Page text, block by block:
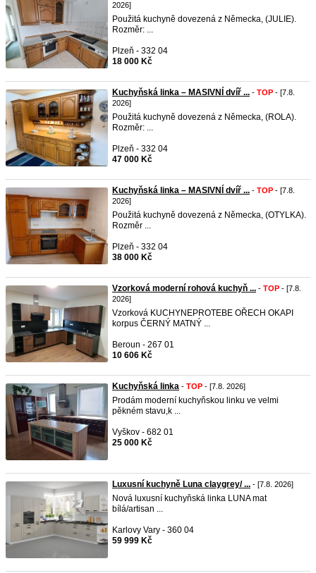
2026]
Použitá kuchyně dovezená z Německa, (JULIE).
Rozměr: ...
Plzeň - 332 04
18 000 Kč
Kuchyňská linka – MASIVNÍ dvíř ... - TOP - [7.8.
2026]
Použitá kuchyně dovezená z Německa, (ROLA).
Rozměr: ...
Plzeň - 332 04
47 000 Kč
Kuchyňská linka – MASIVNÍ dvíř ... - TOP - [7.8.
2026]
Použitá kuchyně dovezená z Německa, (OTYLKA).
Rozměr ...
Plzeň - 332 04
38 000 Kč
Vzorková moderní rohová kuchyň ... - TOP - [7.8.
2026]
Vzorková KUCHYNEPROTEBE OŘECH OKAPI
korpus ČERNÝ MATNÝ ...
Beroun - 267 01
10 606 Kč
Kuchyňská linka - TOP - [7.8. 2026]
Prodám moderní kuchyňskou linku ve velmi
pěkném stavu,k ...
Vyškov - 682 01
25 000 Kč
Luxusní kuchyně Luna claygrey/ ... - [7.8. 2026]
Nová luxusní kuchyňská linka LUNA mat
bílá/artisan ...
Karlovy Vary - 360 04
59 999 Kč